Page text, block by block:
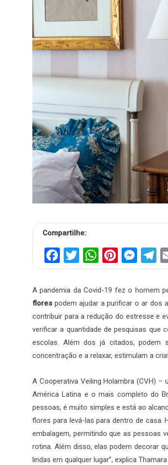
Compartilhe:
Facebook
Twitter
A pandemia da Covid-19 fez o homem
flores podem ajudar a purificar o ar dos
contribuir para a redução do estresse e
verificar a quantidade de pesquisas que
escolas. Além dos já citados, podem
concentração e a relaxar, estimulam a
A Cooperativa Veiling Holambra (CVH)
América Latina e o mais completo do
pessoas, é muito simples e está ao
flores para levá-las para dentro de casa.
embalagem, permitindo que as pessoas
rotina. Além disso, elas podem decorar
lindas em qualquer lugar”, explica